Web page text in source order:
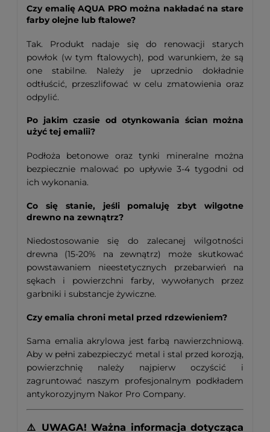
Czy emalię AQUA PRO można nakładać na stare
farby olejne lub ftalowe?
Tak. Produkt nadaje się do renowacji starych
powłok (w tym ftalowych), pod warunkiem, że są
one stabilne. Należy je uprzednio dokładnie
odtłuścić, przeszlifować w celu zmatowienia oraz
odpylić.
Po jakim czasie od otynkowania ścian można
użyć tej emalii?
Podłoża betonowe oraz tynki mineralne można
bezpiecznie malować po upływie 3-4 tygodni od
ich wykonania.
Co się stanie, jeśli pomaluję zbyt wilgotne
drewno na zewnątrz?
Niedostosowanie się do zalecanej wilgotności
drewna (15-20% na zewnątrz) może skutkować
powstawaniem nieestetycznych przebarwień na
sękach i powierzchni farby, wywołanych przez
garbniki i substancje żywiczne.
Czy emalia chroni metal przed rdzewieniem?
Sama emalia akrylowa jest farbą nawierzchniową.
Aby w pełni zabezpieczyć metal i stal przed korozją,
powierzchnię należy najpierw oczyścić i
zagruntować naszym profesjonalnym podkładem
antykorozyjnym Nakor Pro Company.
⚠️ UWAGA! Ważna informacja dotycząca